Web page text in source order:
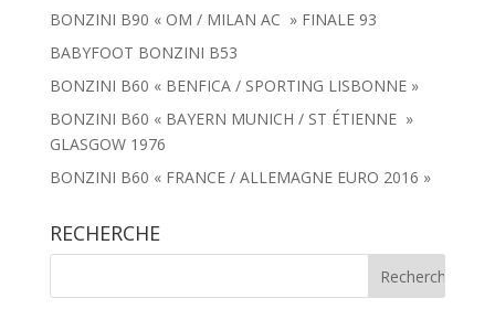
BONZINI B90 « OM / MILAN AC » FINALE 93
BABYFOOT BONZINI B53
BONZINI B60 « BENFICA / SPORTING LISBONNE »
BONZINI B60 « BAYERN MUNICH / ST ÉTIENNE »
GLASGOW 1976
BONZINI B60 « FRANCE / ALLEMAGNE EURO 2016 »
RECHERCHE